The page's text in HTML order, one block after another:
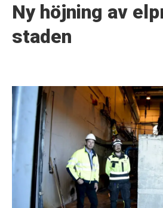
Ny höjning av
staden